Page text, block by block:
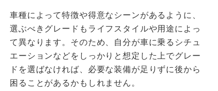
車種によって特徴や得意なシーンがあるように、
選ぶべきグレードもライフスタイルや用途によっ
て異なります。そのため、自分が車に乗るシチュ
エーションなどをしっかりと想定した上でグレー
ドを選ばなければ、必要な装備が足りずに後から
困ることがあるかもしれません。